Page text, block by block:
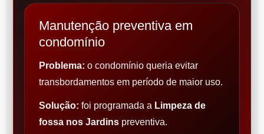
Manutenção preventiva em
condomínio
Problema: o condomínio queria evitar
transbordamentos em período de maior uso.
Solução: foi programada a Limpeza de
fossa nos Jardins preventiva.